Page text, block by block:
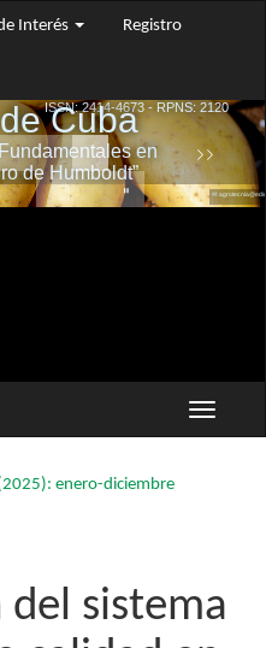
Interés Registro
Toggle
enero-diciembre
sistema